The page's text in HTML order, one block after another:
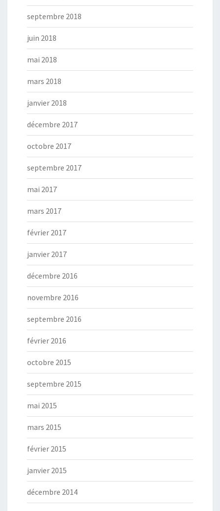
septembre 2018
juin 2018
mai 2018
mars 2018
janvier 2018
décembre 2017
octobre 2017
septembre 2017
mai 2017
mars 2017
février 2017
janvier 2017
décembre 2016
novembre 2016
septembre 2016
février 2016
octobre 2015
septembre 2015
mai 2015
mars 2015
février 2015
janvier 2015
décembre 2014